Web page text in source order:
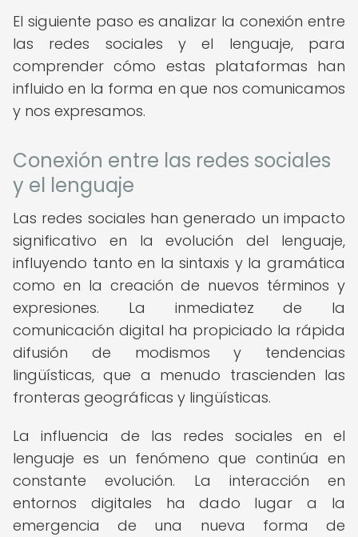
El siguiente paso es analizar la conexión entre
las redes sociales y el lenguaje, para
comprender cómo estas plataformas han
influido en la forma en que nos comunicamos
y nos expresamos.
Conexión entre las redes sociales
y el lenguaje
Las redes sociales han generado un impacto
significativo en la evolución del lenguaje,
influyendo tanto en la sintaxis y la gramática
como en la creación de nuevos términos y
expresiones. La inmediatez de la
comunicación digital ha propiciado la rápida
difusión de modismos y tendencias
lingüísticas, que a menudo trascienden las
fronteras geográficas y lingüísticas.
La influencia de las redes sociales en el
lenguaje es un fenómeno que continúa en
constante evolución. La interacción en
entornos digitales ha dado lugar a la
emergencia de una nueva forma de